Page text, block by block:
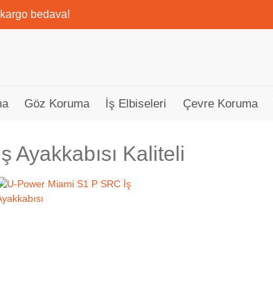
bedava!
Göz Koruma İş Elbiseleri Çevre Koruma
Ayakkabısı Kaliteli